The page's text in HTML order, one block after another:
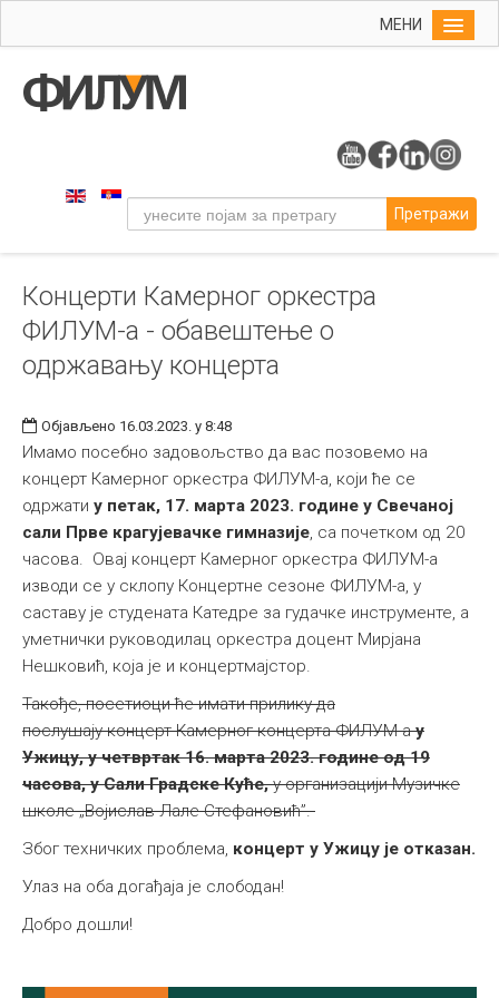
МЕНИ
Упис
Уметност
Музичка уметност
Примењена и ликовна уметност
Галерија
Библиотека
Студенти
Међународна
Претражи
Концерти Камерног оркестра
ФИЛУМ-а - обавештење о
одржавању концерта
Објављено 16.03.2023. у 8:48
Имамо посебно задовољство да вас позовемо на
концерт Камерног оркестра ФИЛУМ-а, који ће се
одржати у петак, 17. марта 2023. године у Свечаној
сали Прве крагујевачке гимназије, са почетком од 20
часова. Овај концерт Камерног оркестра ФИЛУМ-а
изводи се у склопу Концертне сезоне ФИЛУМ-а, у
саставу је студената Катедре за гудачке инструменте, а
уметнички руководилац оркестра доцент Мирјанa
Нешковић, која је и концертмајстор.
Такође, посетиоци ће имати прилику да
послушају концерт Камерног концерта ФИЛУМ-ау
Ужицу, у четвртак 16. марта 2023. године од 19
часова, у Сали Градске Куће,у организацији Музичке
школе „Војислав-Лале Стефановић”.
Због техничких проблема, концерт у Ужицу је отказан.
Улаз на оба догађаја је слободан!
Добро дошли!